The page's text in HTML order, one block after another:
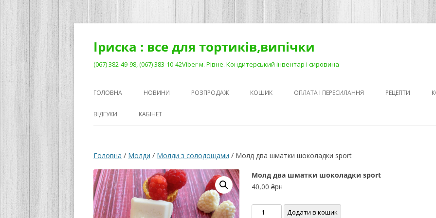
Перейти
Іриска : все для тортиків,випічки
(067) 382-49-98, (067) 383-10-42Viber м. Рівне. Кондитерський інвентар і сировина
ГОЛОВНА НОВИНИ РОЗПРОДАЖ КОШИК ОПЛАТА І ПЕРЕСИЛАННЯ РЕЦЕПТИ
АБО ЯК
ВІДГУКИ КАБІНЕТ
Головна / Молди / Молди з солодощами / Молд два шматки шоколадки sport
Молд два шматки шоколадки sport
40,00 ₴рн
Молд
Додати в кошик